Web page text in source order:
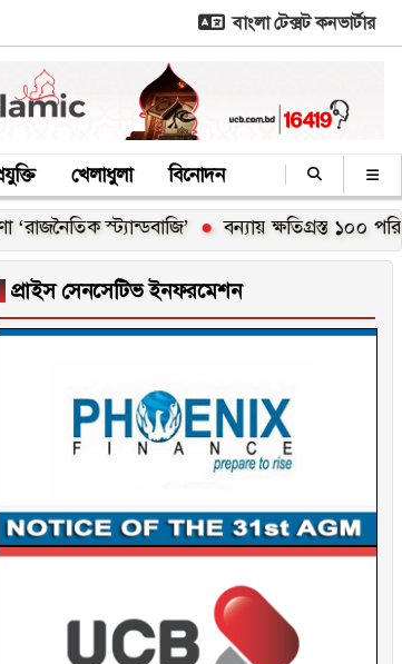
বাংলা টেক্সট কনভার্টার
খেলাধুলা বিনোদন
স্ট্যান্ডবাজি’ বন্যায় ক্ষতিগ্রস্ত ১০০ পরিবারকে
প্রাইস সেনসেটিভ ইনফরমেশন